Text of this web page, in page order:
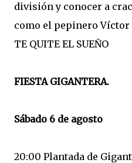
división y conocer a
como el pepinero Víctor
TE QUITE EL SUEÑO
FIESTA GIGANTERA.
Sábado 6 de agosto
20:00 Plantada de